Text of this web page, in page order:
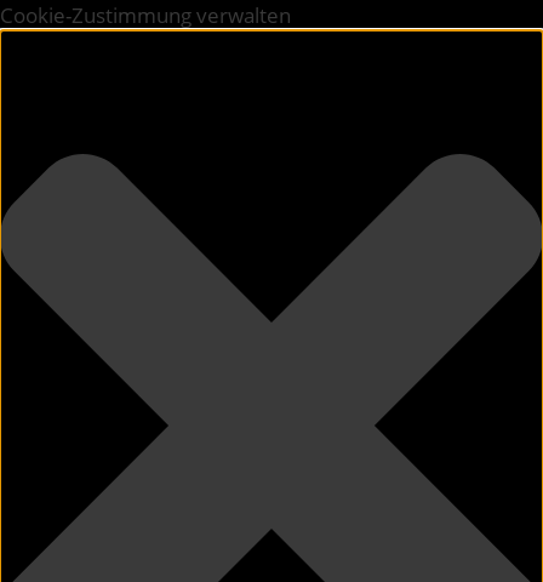
Cookie-Zustimmung verwalten